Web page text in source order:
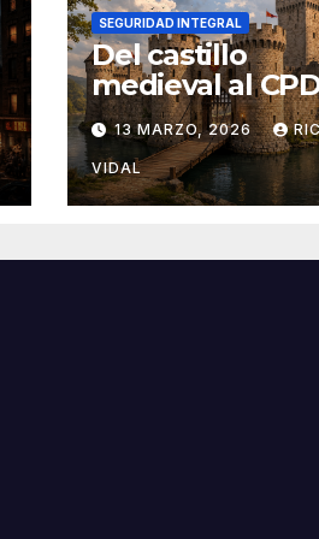
SEGURIDAD INTEGRAL
Del castillo
medieval al
seguridad por
13 MARZO, 2026
VIDAL